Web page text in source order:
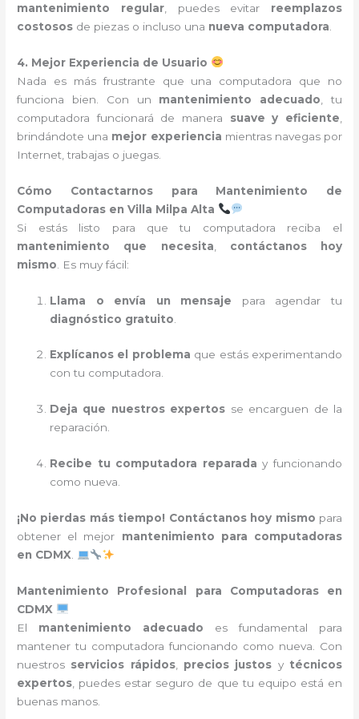
mantenimiento regular, puedes evitar reemplazos
costosos de piezas o incluso una nueva computadora
4. Mejor Experiencia de Usuario
Nada es más frustrante que una computadora que no
funciona bien. Con un mantenimiento adecuado , tu
computadora funcionará de manera suave y eficiente
brindándote una mejor experiencia mientras navegas por
Internet, trabajas o juegas.
Cómo Contactarnos para Mantenimiento de
Computadoras en Villa Milpa Alta
Si estás listo para que tu computadora reciba el
mantenimiento que necesita
contáctanos hoy
mismo . Es muy fácil:
Llama o envía un mensaje para agendar tu
diagnóstico gratuito
Explícanos el problema que estás experimentando
con tu computadora.
Deja que nuestros expertos se encarguen de la
reparación.
Recibe tu computadora reparada y funcionando
como nueva.
¡No pierdas más tiempo! Contáctanos hoy mismo para
obtener el mejor mantenimiento para computadoras
en CDMX
Mantenimiento Profesional para Computadoras en
CDMX
El mantenimiento adecuado es fundamental para
mantener tu computadora funcionando como nueva. Con
nuestros servicios rápidos, precios justos y técnicos
expertos , puedes estar seguro de que tu equipo está en
buenas manos.